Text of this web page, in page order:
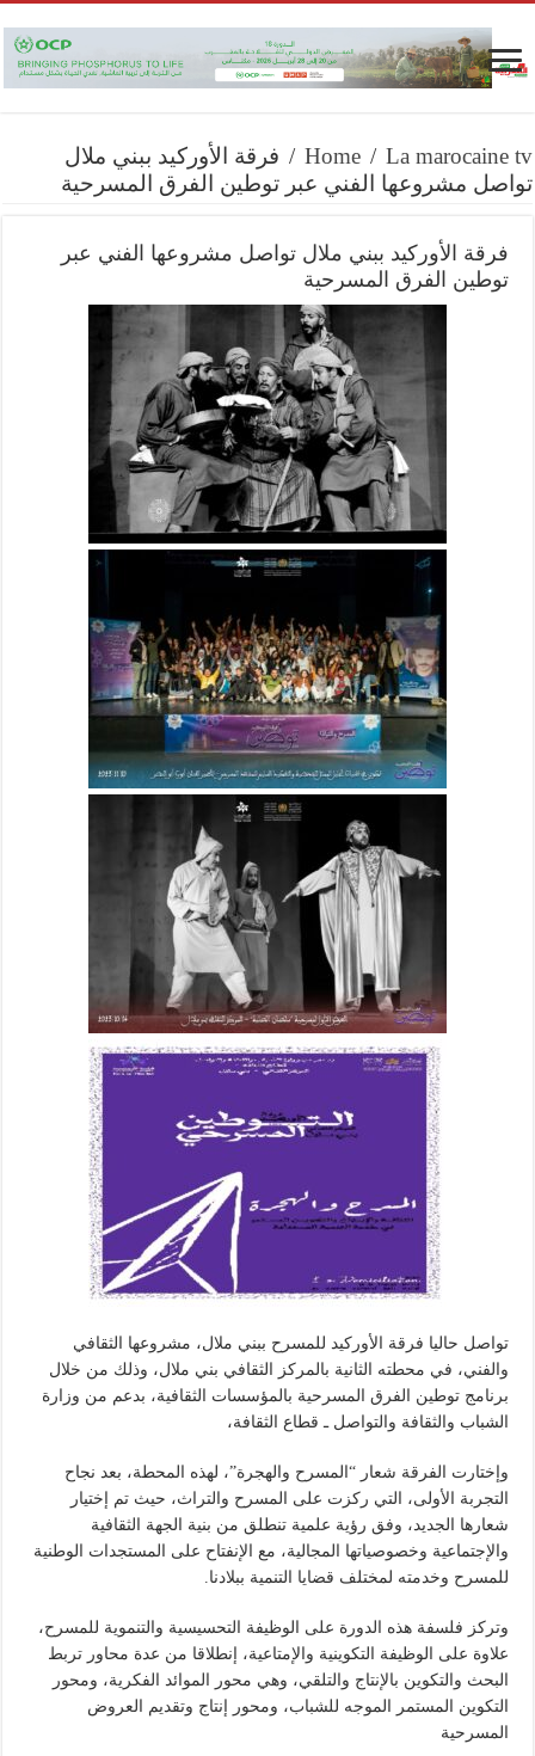
Home / La marocaine tv
/ فرقة الأوركيد ببني ملال
تواصل مشروعها الفني عبر توطين الفرق المسرحية
فرقة الأوركيد ببني ملال تواصل مشروعها الفني عبر
توطين الفرق المسرحية
تواصل حاليا فرقة الأوركيد للمسرح ببني ملال، مشروعها الثقافي
والفني، في محطته الثانية بالمركز الثقافي بني ملال، وذلك من خلال
برنامج توطين الفرق المسرحية بالمؤسسات الثقافية، بدعم من وزارة
الشباب والثقافة والتواصل ـ قطاع الثقافة،
وإختارت الفرقة شعار “المسرح والهجرة”، لهذه المحطة، بعد نجاح
التجربة الأولى، التي ركزت على المسرح والتراث، حيث تم إختيار
شعارها الجديد، وفق رؤية علمية تنطلق من بنية الجهة الثقافية
والإجتماعية وخصوصياتها المجالية، مع الإنفتاح على المستجدات الوطنية
للمسرح وخدمته لمختلف قضايا التنمية ببلادنا.
وتركز فلسفة هذه الدورة على الوظيفة التحسيسية والتنموية للمسرح،
علاوة على الوظيفة التكوينية والإمتاعية، إنطلاقا من عدة محاور تربط
البحث والتكوين بالإنتاج والتلقي، وهي محور الموائد الفكرية، ومحور
التكوين المستمر الموجه للشباب، ومحور إنتاج وتقديم العروض
المسرحية